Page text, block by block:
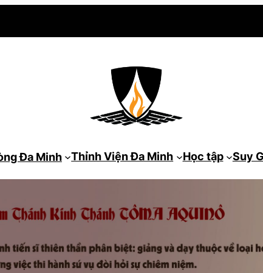
Đa Minh Thỉnh Viện Đa Minh Học tập Suy